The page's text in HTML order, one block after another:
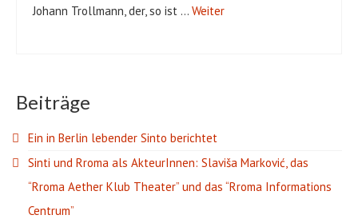
Johann Trollmann, der, so ist … Weiter
Beiträge
Ein in Berlin lebender Sinto berichtet
Sinti und Rroma als AkteurInnen: Slaviša Marković, das
“Rroma Aether Klub Theater” und das “Rroma Informations
Centrum”